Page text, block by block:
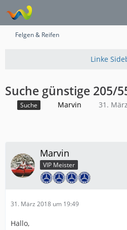
Felgen & Reifen
Suche günstige 205/
Suche Marvin 31.
Marvin
VIP Meister
31. März 2018 um 19:49
Hallo,